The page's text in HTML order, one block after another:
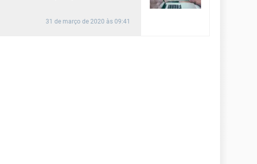
31 de março de 2020 às 09:41